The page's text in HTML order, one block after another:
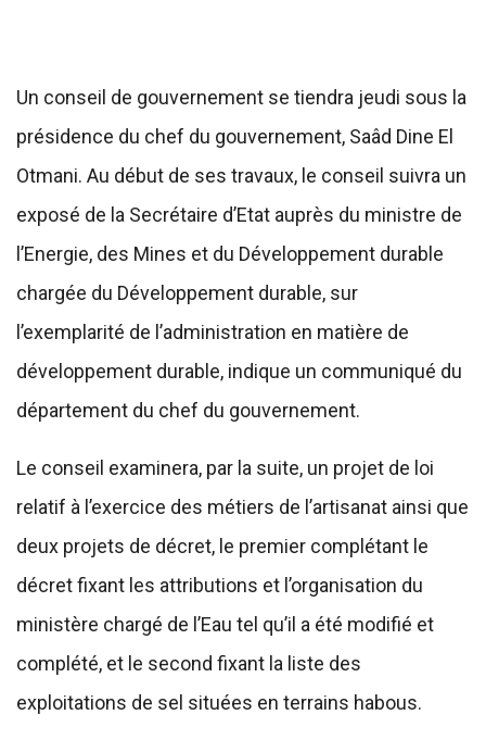
Un conseil de gouvernement se tiendra jeudi sous la
présidence du chef du gouvernement, Saâd Dine El
Otmani. Au début de ses travaux, le conseil suivra un
exposé de la Secrétaire d’Etat auprès du ministre de
l’Energie, des Mines et du Développement durable
chargée du Développement durable, sur
l’exemplarité de l’administration en matière de
développement durable, indique un communiqué du
département du chef du gouvernement.
Le conseil examinera, par la suite, un projet de loi
relatif à l’exercice des métiers de l’artisanat ainsi que
deux projets de décret, le premier complétant le
décret fixant les attributions et l’organisation du
ministère chargé de l’Eau tel qu’il a été modifié et
complété, et le second fixant la liste des
exploitations de sel situées en terrains habous.